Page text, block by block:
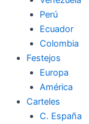
Perú
Ecuador
Colombia
Festejos
Europa
América
Carteles
C. España